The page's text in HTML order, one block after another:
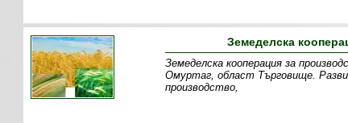
Земеделска
Земеделска кооперация за
Омуртаг, област Търговище.
производство,